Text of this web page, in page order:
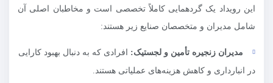
این رویداد یک گردهمایی کاملاً تخصصی است و مخاطبان اصلی آن
شامل مدیران و متخصصان صنایع زیر هستند:
مدیران زنجیره تأمین و لجستیک: افرادی که به دنبال بهبود کارایی
در انبارداری و کاهش هزینه‌های عملیاتی هستند.